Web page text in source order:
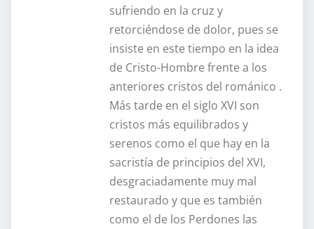
sufriendo en la cruz y
retorciéndose de dolor, pues se
insiste en este tiempo en la idea
de Cristo-Hombre frente a los
anteriores cristos del románico .
Más tarde en el siglo XVI son
cristos más equilibrados y
serenos como el que hay en la
sacristía de principios del XVI,
desgraciadamente muy mal
restaurado y que es también
como el de los Perdones las